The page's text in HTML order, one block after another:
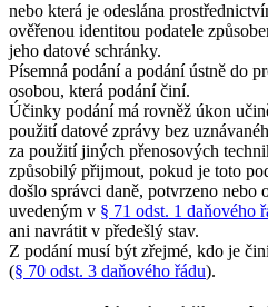
nebo která je odeslána
ověřenou identitou podatele
jeho datové schránky.
Písemná podání a podání ústně do
osobou, která podání činí.
Účinky podání má rovněž úkon
použití datové zprávy bez
za použití jiných přenosových
způsobilý přijmout, pokud je toto
došlo správci daně, potvrzeno nebo
uvedeným v § 71 odst. 1 daňového
ani navrátit v předešlý stav.
Z podání musí být zřejmé, kdo je
(§ 70 odst. 3 daňového řádu).